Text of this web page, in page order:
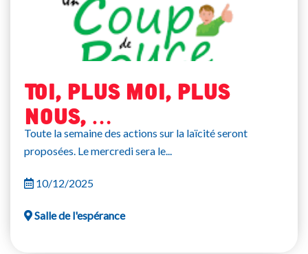
Toi, plus moi, plus
nous, …
Toute la semaine des actions sur la laïcité seront
proposées. Le mercredi sera le...
10/12/2025
Salle de l'espérance